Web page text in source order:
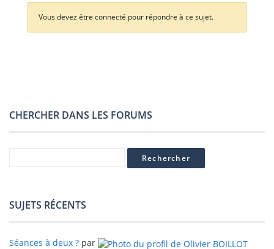
Vous devez être connecté pour répondre à ce sujet.
CHERCHER DANS LES FORUMS
SUJETS RÉCENTS
Séances à deux ? par